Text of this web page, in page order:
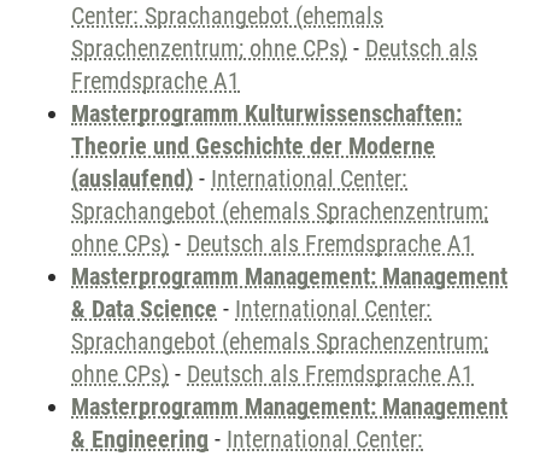
Center: Sprachangebot (ehemals
Sprachenzentrum; ohne CPs) - Deutsch als
Fremdsprache A1
Masterprogramm Kulturwissenschaften:
Theorie und Geschichte der Moderne
(auslaufend) - International Center:
Sprachangebot (ehemals Sprachenzentrum;
ohne CPs) - Deutsch als Fremdsprache A1
Masterprogramm Management: Management
& Data Science - International Center:
Sprachangebot (ehemals Sprachenzentrum;
ohne CPs) - Deutsch als Fremdsprache A1
Masterprogramm Management: Management
& Engineering - International Center: